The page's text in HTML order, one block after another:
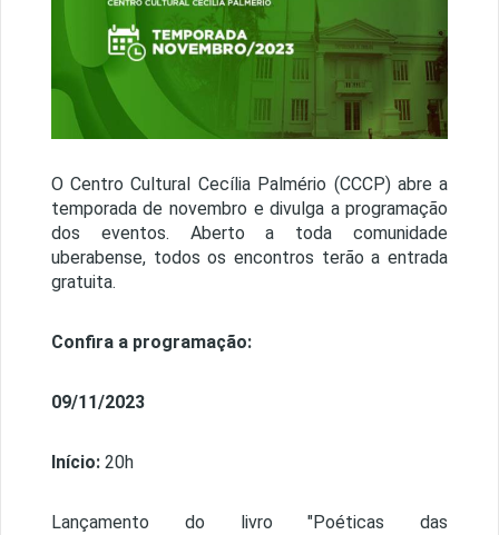
O Centro Cultural Cecília Palmério (CCCP) abre a
temporada de novembro e divulga a programação
dos eventos. Aberto a toda comunidade
uberabense, todos os encontros terão a entrada
gratuita.
Confira a programação:
09/11/2023
Início:20h
Lançamento do livro "Poéticas das